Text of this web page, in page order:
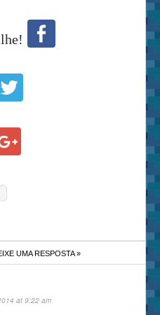
UMA RESPOSTA »
at 9:22 am